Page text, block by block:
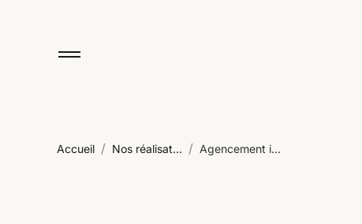
Accueil / Nos réalisat... / Agencement i...